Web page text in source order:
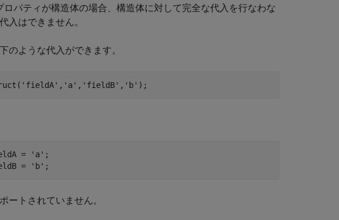
パティが構造体の場合、構造体に対して完全な代入を行なわな
入はできません。
のような代入ができます。
'fieldA' , 'a' , 'fieldB' , 'b'
= 'a' ;
=
'b' ;
ートされていません。